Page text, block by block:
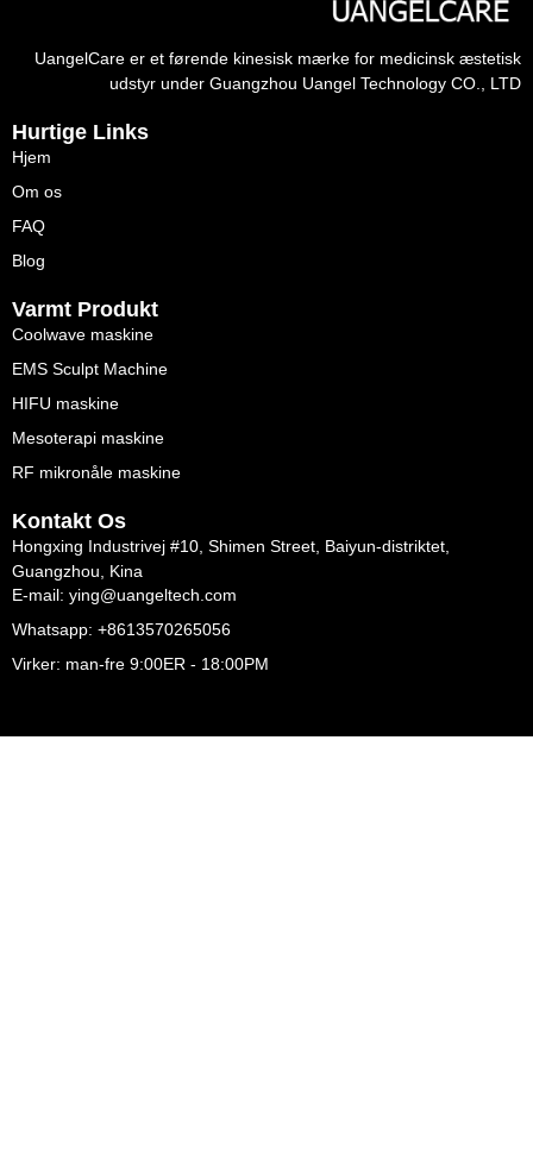
UangelCare er et førende kinesisk mærke for medicinsk æstetisk
udstyr under Guangzhou Uangel Technology CO., LTD
Hurtige Links
Hjem
Om os
FAQ
Blog
Varmt Produkt
Coolwave maskine
EMS Sculpt Machine
HIFU maskine
Mesoterapi maskine
RF mikronåle maskine
Kontakt Os
Hongxing Industrivej #10, Shimen Street, Baiyun-distriktet,
Guangzhou, Kina
E-mail: ying@uangeltech.com
Whatsapp: +8613570265056
Virker: man-fre 9:00ER - 18:00PM